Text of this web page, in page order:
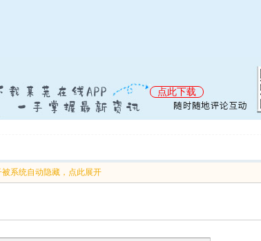
点此下载
系统自动隐藏，点此展开